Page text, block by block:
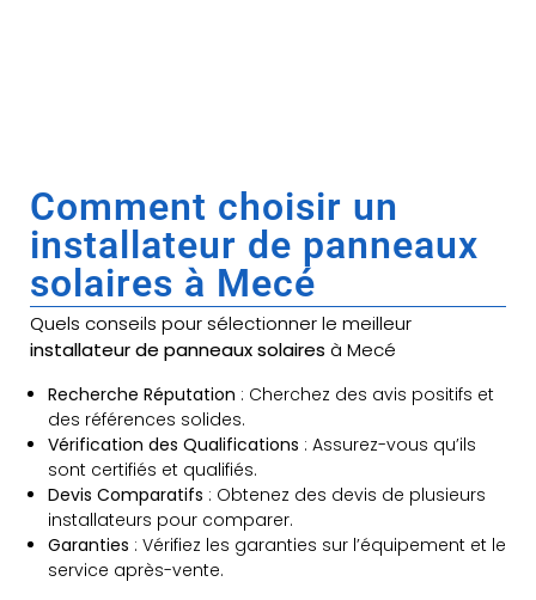
Comment choisir un
installateur de panneaux
solaires à Mecé
Quels conseils pour sélectionner le meilleur
installateur de panneaux solaires à Mecé
Recherche Réputation : Cherchez des avis positifs et
des références solides.
Vérification des Qualifications : Assurez-vous qu’ils
sont certifiés et qualifiés.
Devis Comparatifs : Obtenez des devis de plusieurs
installateurs pour comparer.
Garanties : Vérifiez les garanties sur l’équipement et le
service après-vente.